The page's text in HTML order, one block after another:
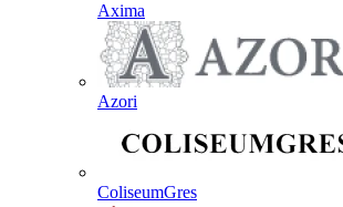
Axima
Azori
ColiseumGres